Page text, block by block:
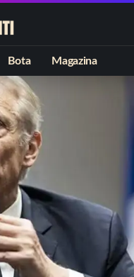
Bota Magazina